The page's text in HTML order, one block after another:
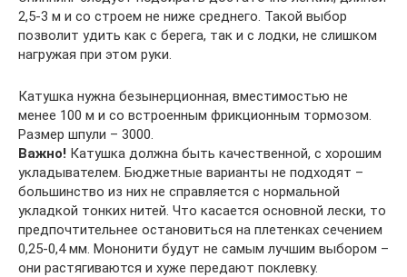
2,5-3 м и со строем не ниже среднего. Такой выбор
позволит удить как с берега, так и с лодки, не слишком
нагружая при этом руки.
Катушка нужна безынерционная, вместимостью не
менее 100 м и со встроенным фрикционным тормозом.
Размер шпули – 3000.
Важно! Катушка должна быть качественной, с хорошим
укладывателем. Бюджетные варианты не подходят –
большинство из них не справляется с нормальной
укладкой тонких нитей. Что касается основной лески, то
предпочтительнее остановиться на плетенках сечением
0,25-0,4 мм. Мононити будут не самым лучшим выбором –
они растягиваются и хуже передают поклевку.